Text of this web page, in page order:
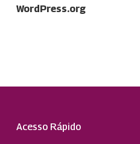
WordPress.org
Acesso Rápido